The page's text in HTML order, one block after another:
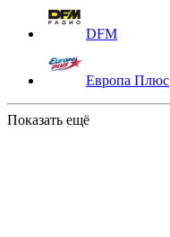
DFM
Европа Плюс
Показать ещё